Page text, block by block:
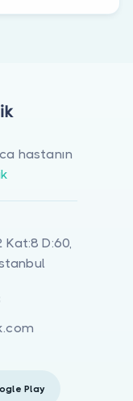
hastanın
Kat:8 D:60,
Play